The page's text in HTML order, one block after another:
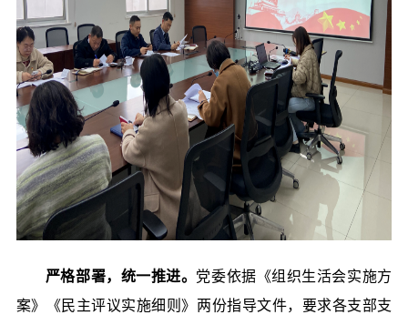
严格部署，统一推进。 党委依据《组织生活会实施方
案》《民主评议实施细则》两份指导文件，要求各支部支